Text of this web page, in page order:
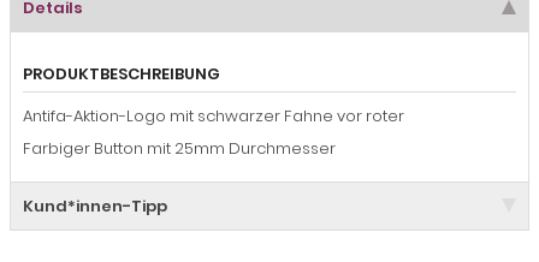
Details
PRODUKTBESCHREIBUNG
Antifa-Aktion-Logo mit schwarzer Fahne vor roter
Farbiger Button mit 25mm Durchmesser
Kund*innen-Tipp